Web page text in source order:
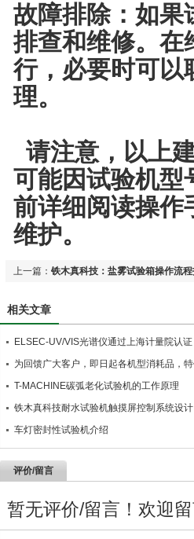
故障排除：如果
排查和维修。在
行，必要时可以
理。
请注意，以上
可能因试验机型
前详细阅读操作
维护。
上一篇： 铁木真科技：盐雾试验箱操作流
相关文章
ELSEC-UV/VIS光谱仪通过上海计量院认
为回馈广大客户，即日起各机型消耗品，
T-MACHINE碳弧老化试验机的工作原理
铁木真科技耐水试验机触摸屏控制系统设计
车灯密封性试验机介绍
评价/留言
暂无评价/留言！欢迎